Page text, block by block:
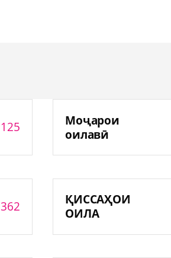
125
Моҷарои
оилавӣ
362
ҚИССАҲОИ
ОИЛА